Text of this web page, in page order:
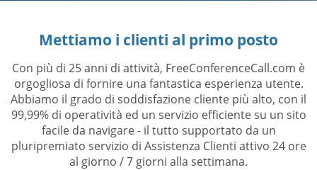
Mettiamo i clienti al primo posto
Con più di 25 anni di attività, FreeConferenceCall.com è
orgogliosa di fornire una fantastica esperienza utente.
Abbiamo il grado di soddisfazione cliente più alto, con il
99,99% di operatività ed un servizio efficiente su un sito
facile da navigare - il tutto supportato da un
pluripremiato servizio di Assistenza Clienti attivo 24 ore
al giorno / 7 giorni alla settimana.